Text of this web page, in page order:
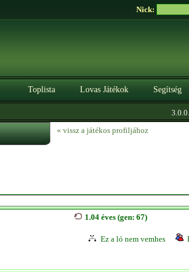
Nick:
Toplista Lovas Játékok Segítség
3.0.0.
« vissz a játékos profiljához
1.04 éves (gen: 67)
Ez a ló nem vemhes